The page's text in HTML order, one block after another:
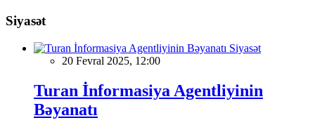
Siyasət
Siyasət
20 Fevral 2025, 12:00
Turan İnformasiya Agentliyinin
Bəyanatı